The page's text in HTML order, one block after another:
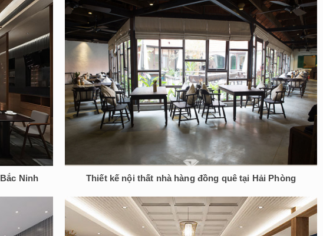
Ninh Thiết kế nội thất nhà hàng đồng quê tại Hải Phòng